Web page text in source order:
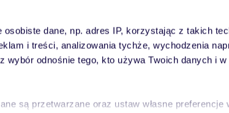
osobiste dane, np. adres IP, korzystając z takich
i treści, analizowania tychże, wychodzenia
odnośnie tego, kto używa Twoich danych i
są przetwarzane oraz ustaw własne preferencje
(an extremely convenient